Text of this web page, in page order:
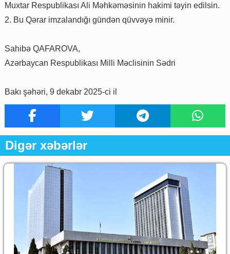
Muxtar Respublikası Ali Məhkəməsinin hakimi təyin edilsin.
2. Bu Qərar imzalandığı gündən qüvvəyə minir.
Sahibə QAFAROVA,
Azərbaycan Respublikası Milli Məclisinin Sədri
Bakı şəhəri, 9 dekabr 2025-ci il
Digər xəbərlər